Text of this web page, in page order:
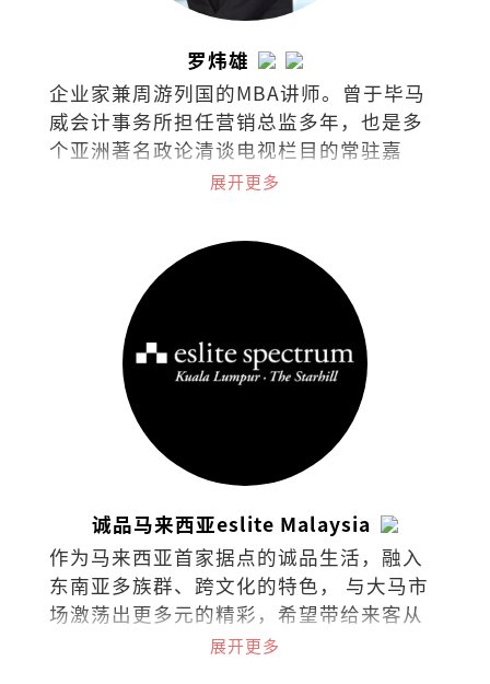
罗炜雄
企业家兼周游列国的MBA讲师。曾于毕马
威会计事务所担任营销总监多年，也是多
个亚洲著名政论清谈电视栏目的常驻嘉
宾，常探讨经济、商业、政治热门课题与
展开更多
诚品马来西亚eslite Malaysia
作为马来西亚首家据点的诚品生活，融入
东南亚多族群、跨文化的特色， 与大马市
场激荡出更多元的精彩，希望带给来客从
阅读里持续找到梦与想像的可能。在台
展开更多